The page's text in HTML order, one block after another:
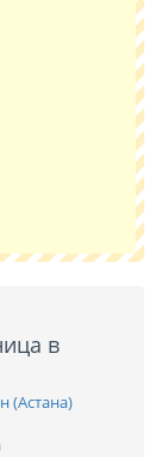
в
(Астана)